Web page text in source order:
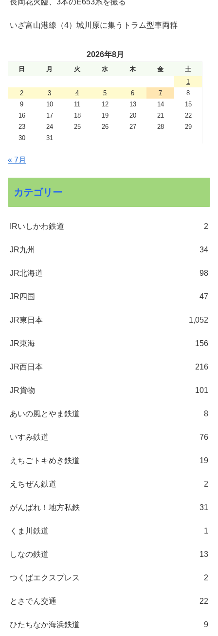
いざ富山港線（4）城川原に集うトラム型車両群
2026年8月
日 月 火 水 木 金
土
1
2
3 4 5 6 7
8
9
10 11 12 13 14
15
16
17 18 19 20 21
22
23
24 25 26 27 28
29
30
31
« 7月
カテゴリー
IRいしかわ鉄道 2
JR九州 34
JR北海道 98
JR四国 47
JR東日本 1,052
JR東海 156
JR西日本 216
JR貨物 101
あいの風とやま鉄道 8
いすみ鉄道 76
えちごトキめき鉄道 19
えちぜん鉄道 2
がんばれ！地方私鉄 31
くま川鉄道 1
しなの鉄道 13
つくばエクスプレス 2
とさでん交通 22
ひたちなか海浜鉄道 9